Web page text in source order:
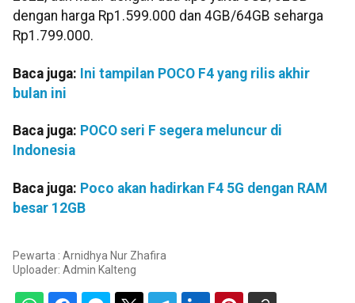
dengan harga Rp1.599.000 dan 4GB/64GB seharga
Rp1.799.000.
Baca juga: Ini tampilan POCO F4 yang rilis akhir
bulan ini
Baca juga: POCO seri F segera meluncur di
Indonesia
Baca juga: Poco akan hadirkan F4 5G dengan RAM
besar 12GB
Pewarta : Arnidhya Nur Zhafira
Uploader: Admin Kalteng